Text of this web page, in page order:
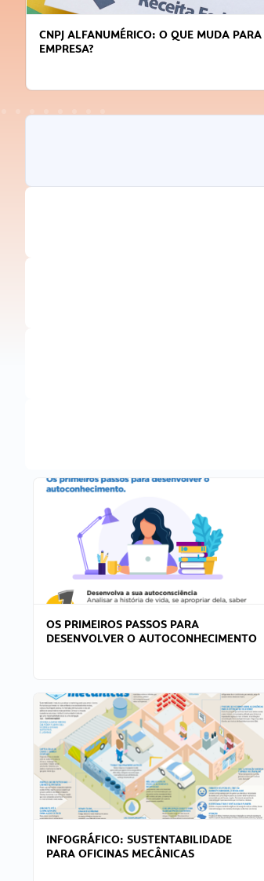
CNPJ ALFANUMÉRICO: O QUE MUDA
EMPRESA?
OS PRIMEIROS PASSOS PARA
DESENVOLVER O AUTOCONHECIMENTO
INFOGRÁFICO: SUSTENTABILIDADE
PARA OFICINAS MECÂNICAS